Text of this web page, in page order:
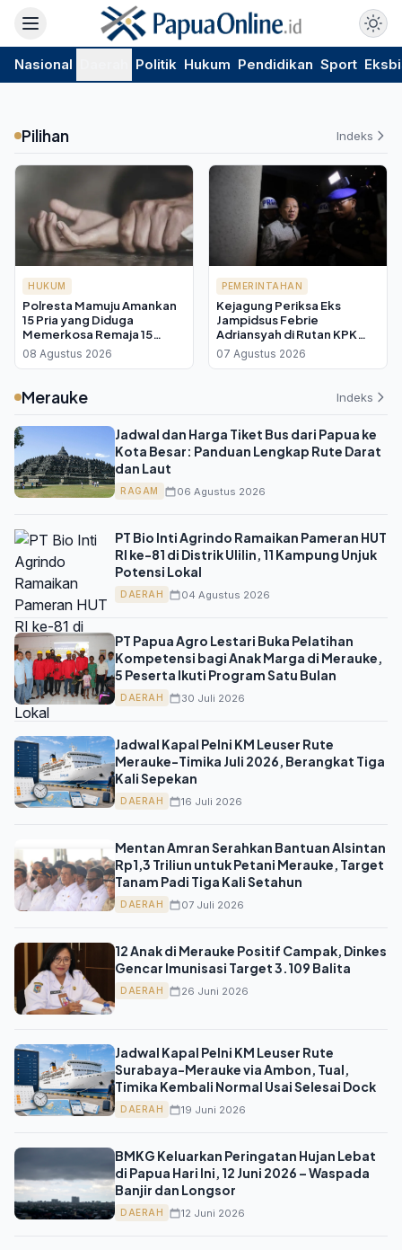
Nasional Politik Hukum Pendidikan Sport
Pilihan Indeks
HUKUM
Polresta Mamuju Amankan
15 Pria yang Diduga
Memerkosa Remaja 15
Tahun hingga Hamil Tiga
Bulan
08 Agustus 2026
PEMERINTAHAN
Kejagung Periksa Eks
Jampidsus Febrie
Adriansyah di Rutan KPK
sebagai Tersangka TPPU
07 Agustus 2026
Merauke Indeks
Jadwal dan Harga Tiket Bus dari Papua ke
Kota Besar: Panduan Lengkap Rute Darat
dan Laut
RAGAM 06 Agustus 2026
PT Bio Inti Agrindo Ramaikan Pameran HUT
RI ke-81 di Distrik Ulilin, 11 Kampung Unjuk
Potensi Lokal
DAERAH 04 Agustus 2026
PT Papua Agro Lestari Buka Pelatihan
Kompetensi bagi Anak Marga di Merauke,
5 Peserta Ikuti Program Satu Bulan
DAERAH 30 Juli 2026
Jadwal Kapal Pelni KM Leuser Rute
Merauke-Timika Juli 2026, Berangkat Tiga
Kali Sepekan
DAERAH 16 Juli 2026
Mentan Amran Serahkan Bantuan Alsintan
Rp1,3 Triliun untuk Petani Merauke, Target
Tanam Padi Tiga Kali Setahun
DAERAH 07 Juli 2026
12 Anak di Merauke Positif Campak, Dinkes
Gencar Imunisasi Target 3.109 Balita
DAERAH 26 Juni 2026
Jadwal Kapal Pelni KM Leuser Rute
Surabaya-Merauke via Ambon, Tual,
Timika Kembali Normal Usai Selesai Dock
DAERAH 19 Juni 2026
BMKG Keluarkan Peringatan Hujan Lebat
di Papua Hari Ini, 12 Juni 2026 – Waspada
Banjir dan Longsor
DAERAH 12 Juni 2026